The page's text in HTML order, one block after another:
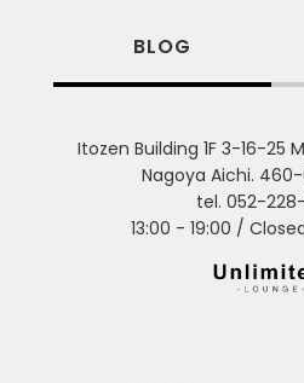
BLOG
Itozen Building 1F 3-16-25
Nagoya Aichi. 460-
tel. 052-
13:00 - 19:00 /